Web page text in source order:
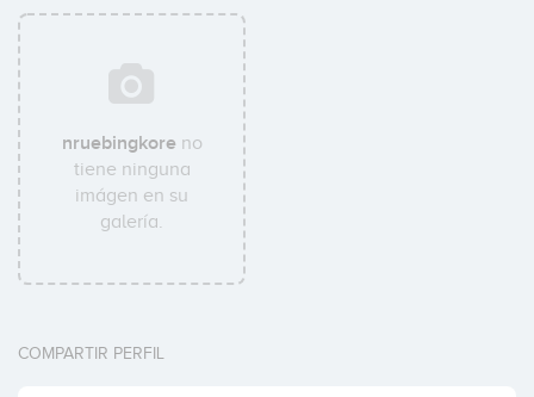
nruebingkoreno
tiene ninguna
imágen en su
galería.
COMPARTIR PERFIL